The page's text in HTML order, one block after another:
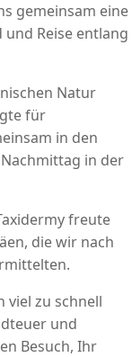
gemeinsam eine
Reise entlang
Natur
für
in den
in der
freute
die wir nach
viel zu schnell
und
Besuch, Ihr